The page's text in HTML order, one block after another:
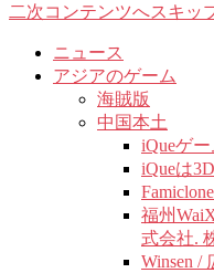
二次コンテンツへスキッ
ニュース
アジアのゲーム
海賊版
中国本土
iQueゲ
iQueは
福州
式会社.
Winsen /